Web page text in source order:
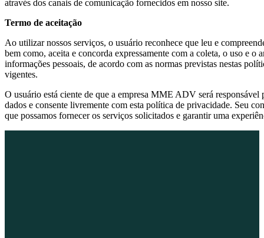
através dos canais de comunicação fornecidos em nosso site.
Termo de aceitação
Ao utilizar nossos serviços, o usuário reconhece que leu e
bem como, aceita e concorda expressamente com a coleta, o uso e o
informações pessoais, de acordo com as normas previstas nestas
vigentes.
O usuário está ciente de que a empresa MME ADV será responsável
dados e consente livremente com esta política de privacidade. Seu
que possamos fornecer os serviços solicitados e garantir uma